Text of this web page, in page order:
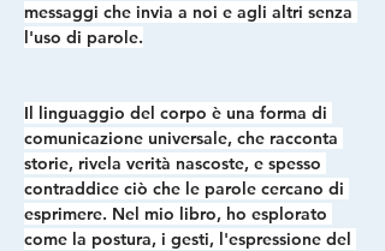
messaggi che invia a noi e agli altri senza
l'uso di parole.
Il linguaggio del corpo è una forma di
comunicazione universale, che racconta
storie, rivela verità nascoste, e spesso
contraddice ciò che le parole cercano di
esprimere. Nel mio libro, ho esplorato
come la postura, i gesti, l'espressione del